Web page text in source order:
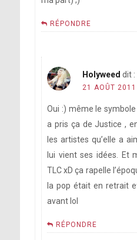
RÉPONDRE
Holyweed dit :
21 AOÛT
Oui :) même le
a pris ça de Justice ,
les artistes qu’elle a
lui vient ses idées. Et
TLC xD ça rapelle
la pop était en retrait
avant lol
RÉPONDRE